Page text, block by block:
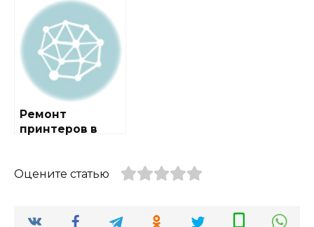
Ремонт
принтеров в
Оцените статью